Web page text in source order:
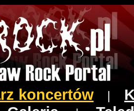
koncertów